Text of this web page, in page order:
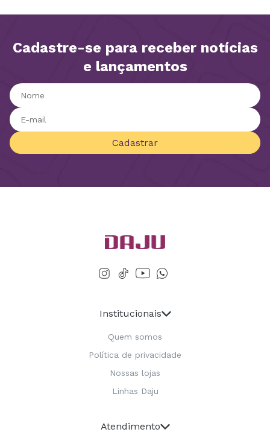
Cadastre-se para receber notícias
e lançamentos
Cadastrar
Institucionais
Quem somos
Política de privacidade
Nossas lojas
Linhas Daju
Atendimento